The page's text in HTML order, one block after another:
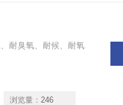
耐臭氧、耐候、耐氧
浏览量： 246